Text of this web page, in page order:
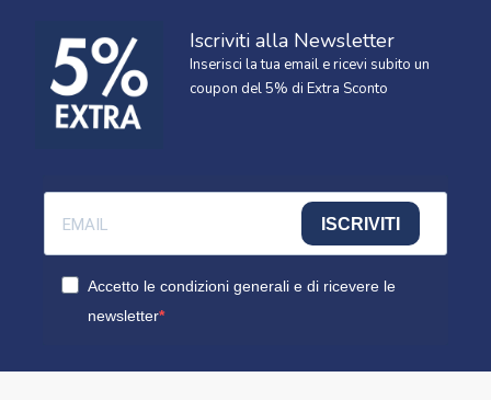
Iscriviti alla Newsletter
Inserisci la tua email e ricevi subito un
coupon del 5% di Extra Sconto
ISCRIVITI
Accetto le condizioni generali e di ricevere le
newsletter